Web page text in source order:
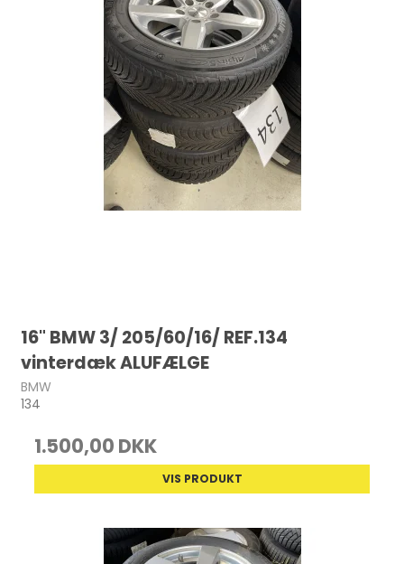
16" BMW 3/ 205/60/16/ REF.134
vinterdæk ALUFÆLGE
BMW
134
1.500,00 DKK
VIS PRODUKT